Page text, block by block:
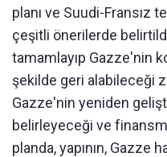
planı ve Suudi-Fransız
çeşitli önerilerde
tamamlayıp Gazze'nin
şekilde geri alabileceği
Gazze'nin yeniden
belirleyeceği ve
planda, yapının, Gazze